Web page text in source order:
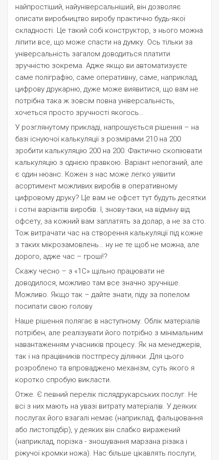
найпростіший, найуніверсальніший, він дозволяє
описати виробництво виробу практично будь-якої
складності. Це такий собі конструктор, з нього можна
ліпити все, що може спасти на думку. Ось тільки за
універсальність загалом доводиться платити
зручністю зокрема. Адже якщо ви автоматизуєте
саме поліграфію, саме оперативну, саме, наприклад,
цифрову друкарню, дуже може виявитися, що вам не
потрібна така ж зовсім повна універсальність,
хочеться просто зручності якогось…
У розглянутому прикладі, напрошується рішення – на
базі існуючої калькуляції з розмірами 210 на 200
зробити калькуляцію 200 на 200. Фактично скопіювати
калькуляцію з однією правкою. Варіант непоганий, але
є один нюанс. Кожен з нас може легко уявити
асортимент можливих виробів в оперативному
цифровому друку? Це вам не офсет тут будуть десятки
і сотні варіантів виробів. І, знову-таки, на відміну від
офсету, за кожний вам заплатять за долар, а не за сто.
Тож витрачати час на створення калькуляції під кожне
з таких мікрозамовлень… ну не те щоб не можна, але
дорого, адже час – гроші!?
Скажу чесно – з «1С» щільно працювати не
доводилося, можливо там все значно зручніше.
Можливо. Якщо так – дайте знати, піду за попелом
посипати свою голову
Наше рішення полягає в наступному. Облік матеріалів
потрібен, але реалізувати його потрібно з мінімальним
навантаженням учасників процесу. Як на менеджерів,
так і на працівників постпресу ділянки. Для цього
розроблено та впроваджено механізм, суть якого я
коротко спробую викласти.
Отже. Є певний перелік післядрукарських послуг. Не
всі з них мають на увазі витрату матеріалів. У деяких
послугах його взагалі немає (наприклад, фальцювання
або листопідбір), у деяких він слабко виражений
(наприклад, порізка - зношування марзана різака і
ріжучої кромки ножа). Нас більше цікавлять послуги,